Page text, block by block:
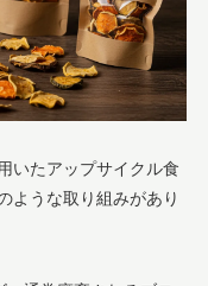
いたアップサイクル食
ような取り組みがあり